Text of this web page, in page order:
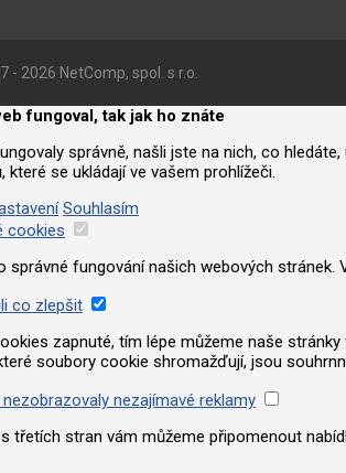
- 2026 NetComp, spol. s r.o.
fungoval, tak jak ho znáte
správně, našli jste na nich, co
se ukládají ve vašem prohlížeči.
Souhlasím
cookies
fungování našich webových stránek.
co zlepšit
zapnuté, tím lépe můžeme naše
soubory cookie shromažďují, jsou
nezajímavé reklamy
třetích stran vám můžeme připomenout